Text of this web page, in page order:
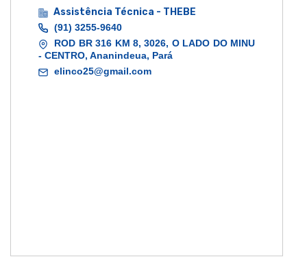
Assistência Técnica - THEBE
(91) 3255-9640
ROD BR 316 KM 8, 3026, O LADO DO MINU
- CENTRO, Ananindeua, Pará
elinco25@gmail.com